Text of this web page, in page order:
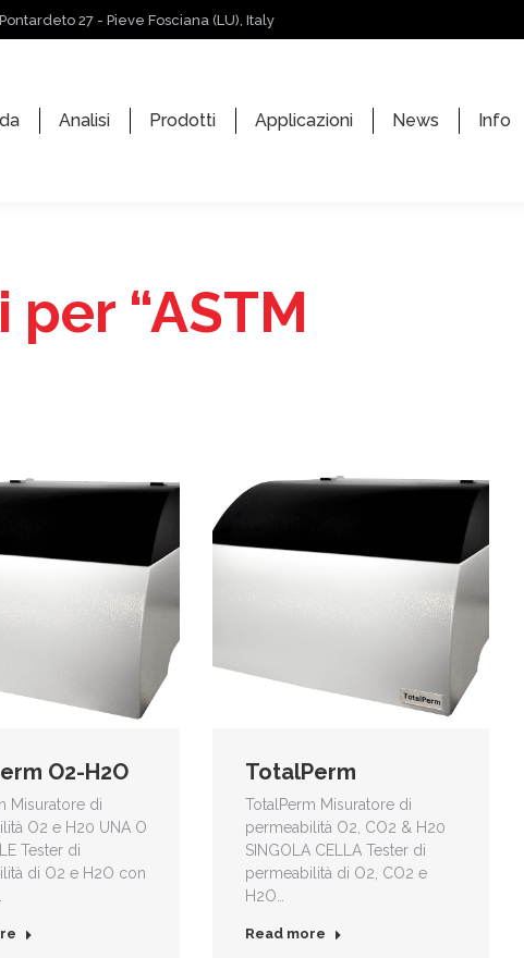
27 - Pieve Fosciana (LU), Italy
Analisi Prodotti Applicazioni News Info
“ASTM
O2-H2O
Misuratore di
O2 e H20 UNA O
Tester di
di O2 e H2O con
TotalPerm
TotalPerm Misuratore di
permeabilità O2, CO2 & H20
SINGOLA CELLA Tester di
permeabilità di O2, CO2 e
H2O…
Read more